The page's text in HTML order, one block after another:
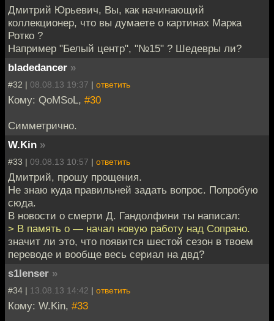
Дмитрий Юрьевич, Вы, как начинающий
коллекционер, что вы думаете о картинах Марка
Ротко ?
Например "Белый центр", "№15" ? Шедевры ли?
bladedancer »
#32 | 08.08.13 19:37 | ответить
Кому: QoMSoL, #30
Симметрично.
W.Kin »
#33 | 09.08.13 10:57 | ответить
Дмитрий, прошу прощения.
Не знаю куда правильней задать вопрос. Попробую
сюда.
В новости о смерти Д. Гандолфини ты написал:
> В память о — начал новую работу над Сопрано.
значит ли это, что появится шестой сезон в твоем
переводе и вообще весь сериал на двд?
s1lenser »
#34 | 13.08.13 14:42 | ответить
Кому: W.Kin, #33